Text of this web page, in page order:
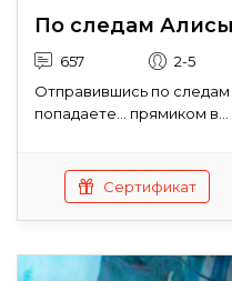
По следам Алисы
657 2-5
Отправившись по
попадаете… прямиком в...
Сертификат